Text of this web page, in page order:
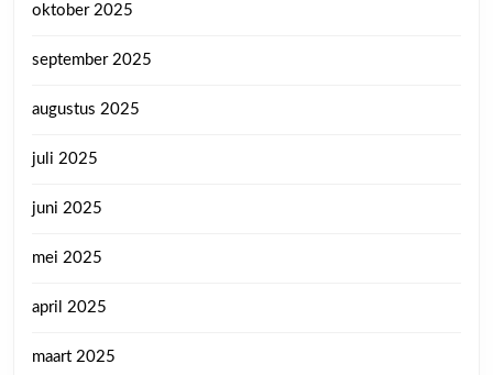
oktober 2025
september 2025
augustus 2025
juli 2025
juni 2025
mei 2025
april 2025
maart 2025